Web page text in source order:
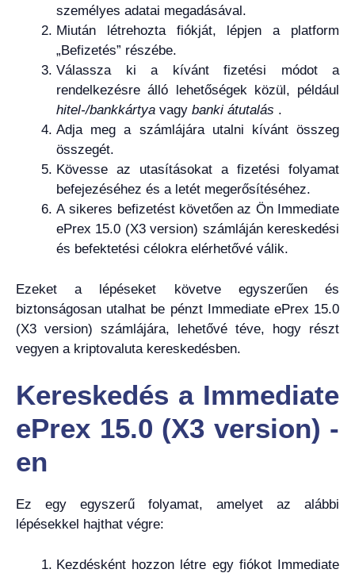
személyes adatai megadásával.
Miután létrehozta fiókját, lépjen a platform
„Befizetés” részébe.
Válassza ki a kívánt fizetési módot a
rendelkezésre álló lehetőségek közül, például
hitel-/bankkártya vagy banki átutalás .
Adja meg a számlájára utalni kívánt összeg
összegét.
Kövesse az utasításokat a fizetési folyamat
befejezéséhez és a letét megerősítéséhez.
A sikeres befizetést követően az Ön Immediate
ePrex 15.0 (X3 version) számláján kereskedési
és befektetési célokra elérhetővé válik.
Ezeket a lépéseket követve egyszerűen és
biztonságosan utalhat be pénzt Immediate ePrex 15.0
(X3 version) számlájára, lehetővé téve, hogy részt
vegyen a kriptovaluta kereskedésben.
Kereskedés a Immediate
ePrex 15.0 (X3 version) -
en
Ez egy egyszerű folyamat, amelyet az alábbi
lépésekkel hajthat végre:
Kezdésként hozzon létre egy fiókot Immediate